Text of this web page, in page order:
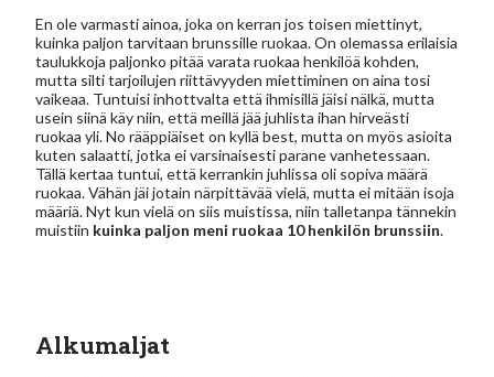
En ole varmasti ainoa, joka on kerran jos toisen miettinyt,
kuinka paljon tarvitaan brunssille ruokaa. On olemassa erilaisia
taulukkoja paljonko pitää varata ruokaa henkilöä kohden,
mutta silti tarjoilujen riittävyyden miettiminen on aina tosi
vaikeaa. Tuntuisi inhottvalta että ihmisillä jäisi nälkä, mutta
usein siinä käy niin, että meillä jää juhlista ihan hirveästi
ruokaa yli. No rääppiäiset on kyllä best, mutta on myös asioita
kuten salaatti, jotka ei varsinaisesti parane vanhetessaan.
Tällä kertaa tuntui, että kerrankin juhlissa oli sopiva määrä
ruokaa. Vähän jäi jotain närpittävää vielä, mutta ei mitään isoja
määriä. Nyt kun vielä on siis muistissa, niin talletanpa tännekin
muistiin kuinka paljon meni ruokaa 10 henkilön brunssiin.
Alkumaljat